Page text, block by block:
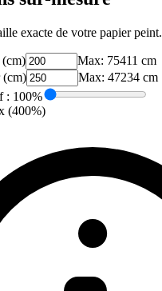
exacte de votre papier peint.
Max: 75411 cm
(cm)
Max: 47234 cm
: 100%
(400%)